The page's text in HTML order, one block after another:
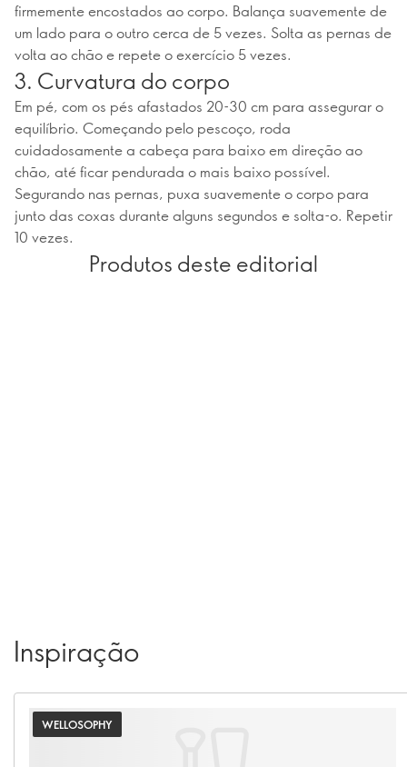
firmemente encostados ao corpo. Balança suavemente de
um lado para o outro cerca de 5 vezes. Solta as pernas de
volta ao chão e repete o exercício 5 vezes.
3. Curvatura do corpo
Em pé, com os pés afastados 20-30 cm para assegurar o
equilíbrio. Começando pelo pescoço, roda
cuidadosamente a cabeça para baixo em direção ao
chão, até ficar pendurada o mais baixo possível.
Segurando nas pernas, puxa suavemente o corpo para
junto das coxas durante alguns segundos e solta-o. Repetir
10 vezes.
Produtos deste editorial
Inspiração
WELLOSOPHY